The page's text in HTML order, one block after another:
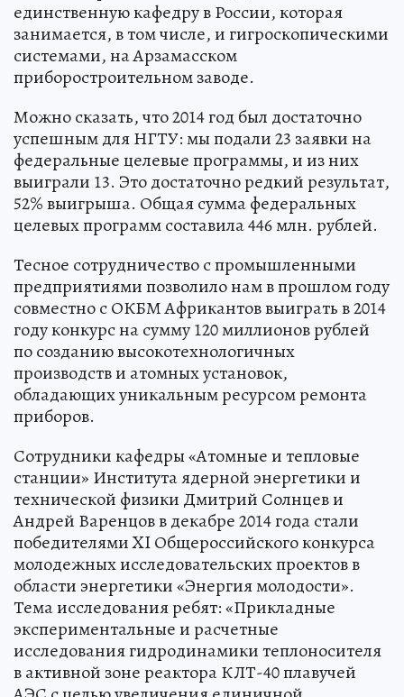
единственную кафедру в России, которая
занимается, в том числе, и гигроскопическими
системами, на Арзамасском
приборостроительном заводе.
Можно сказать, что 2014 год был достаточно
успешным для НГТУ: мы подали 23 заявки на
федеральные целевые программы, и из них
выиграли 13. Это достаточно редкий результат,
52% выигрыша. Общая сумма федеральных
целевых программ составила 446 млн. рублей.
Тесное сотрудничество с промышленными
предприятиями позволило нам в прошлом году
совместно с ОКБМ Африкантов выиграть в 2014
году конкурс на сумму 120 миллионов рублей
по созданию высокотехнологичных
производств и атомных установок,
обладающих уникальным ресурсом ремонта
приборов.
Сотрудники кафедры «Атомные и тепловые
станции» Института ядерной энергетики и
технической физики Дмитрий Солнцев и
Андрей Варенцов в декабре 2014 года стали
победителями XI Общероссийского конкурса
молодежных исследовательских проектов в
области энергетики «Энергия молодости».
Тема исследования ребят: «Прикладные
экспериментальные и расчетные
исследования гидродинамики теплоносителя
в активной зоне реактора КЛТ-40 плавучей